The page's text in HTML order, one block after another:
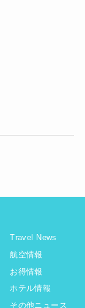
Travel News
航空情報
お得情報
ホテル情報
その他ニュース